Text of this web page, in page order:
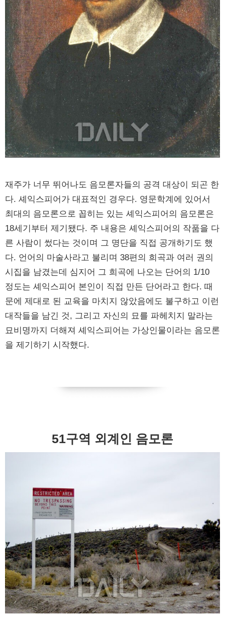
재주가 너무 뛰어나도 음모론자들의 공격 대상이 되곤 한
다. 셰익스피어가 대표적인 경우다. 영문학계에 있어서
최대의 음모론으로 꼽히는 있는 셰익스피어의 음모론은
18세기부터 제기됐다. 주 내용은 셰익스피어의 작품을 다
른 사람이 썼다는 것이며 그 명단을 직접 공개하기도 했
다. 언어의 마술사라고 불리며 38편의 희곡과 여러 권의
시집을 남겼는데 심지어 그 희곡에 나오는 단어의 1/10
정도는 셰익스피어 본인이 직접 만든 단어라고 한다. 때
문에 제대로 된 교육을 마치지 않았음에도 불구하고 이런
대작들을 남긴 것, 그리고 자신의 묘를 파헤치지 말라는
묘비명까지 더해져 셰익스피어는 가상인물이라는 음모론
을 제기하기 시작했다.
51구역 외계인 음모론